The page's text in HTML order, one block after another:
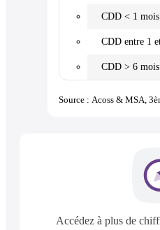
CDD < 1
CDD entre 1
CDD > 6
Source : Acoss & MSA,
Accédez à plus de